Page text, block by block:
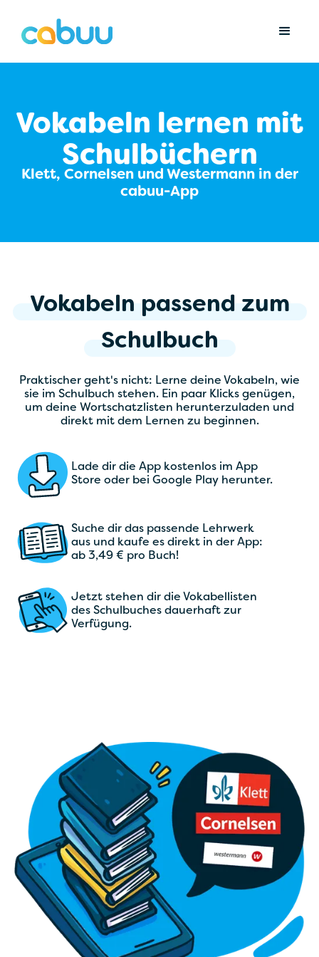
Vokabeln lernen mit
Schulbüchern
Klett, Cornelsen und Westermann in der
cabuu-App
Vokabeln passend zum
Schulbuch
Praktischer geht's nicht: Lerne deine Vokabeln, wie
sie im Schulbuch stehen. Ein paar Klicks genügen,
um deine Wortschatzlisten herunterzuladen und
direkt mit dem Lernen zu beginnen.
Lade dir die App kostenlos im App
Store oder bei Google Play herunter.
Suche dir das passende Lehrwerk
aus und kaufe es direkt in der App:
ab 3,49 € pro Buch!
Jetzt stehen dir die Vokabellisten
des Schulbuches dauerhaft zur
Verfügung.